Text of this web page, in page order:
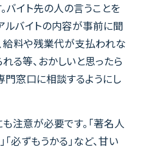
バイト先の人の言うことを
ルバイトの内容が事前に聞
給料や残業代が支払われな
る等、おかしいと思ったら
窓口に相談するようにし
注意が必要です。「著名人
必ずもうかる」など、甘い